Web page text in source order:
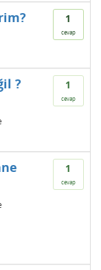
1
cevap
1
cevap
?
1
cevap